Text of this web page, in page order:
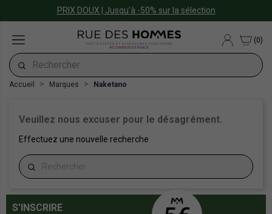
PRIX DOUX | Jusqu'à -50% sur la sélection
PRÊT-À-PORTER ET ACCESSOIRES POUR HOMME
#ECOMMERCE FRANCE
(0)
Accueil Marques Naketano
Veuillez nous excuser pour le désagrément.
Effectuez une nouvelle recherche
S'INSCRIRE